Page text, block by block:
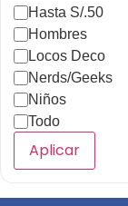
Hasta S/.50
Hombres
Locos Deco
Nerds/Geeks
Niños
Todo
Aplicar